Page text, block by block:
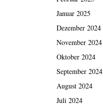
Januar 2025
Dezember 2024
November 2024
Oktober 2024
September 2024
August 2024
Juli 2024